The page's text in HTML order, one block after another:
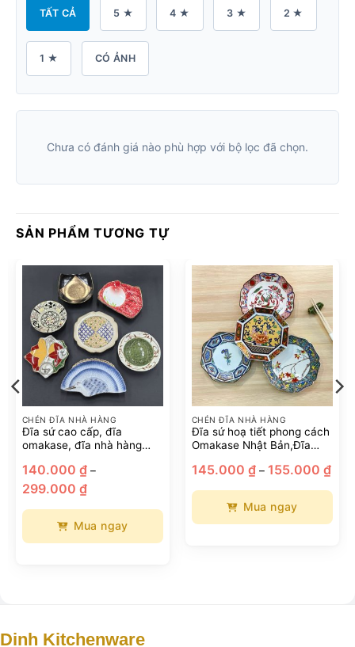
TẤT CẢ 5 ★ 4 ★ 3 ★ 2 ★
1 ★ CÓ ẢNH
Chưa có đánh giá nào phù hợp với bộ lọc đã chọn.
SẢN PHẨM TƯƠNG TỰ
CHÉN ĐĨA NHÀ HÀNG
Đĩa sứ cao cấp, đĩa
omakase, đĩa nhà hàng
140.000 ₫ –
299.000 ₫Khoảng
giá:
đến
299.000 ₫
Mua ngay
biến
CHÉN ĐĨA NHÀ HÀNG
Đĩa sứ hoạ tiết phong cách
Omakase Nhật Bản,Đĩa
145.000 ₫ – 155.000 ₫giá:
Mua ngay
₫
₫
Dinh Kitchenware